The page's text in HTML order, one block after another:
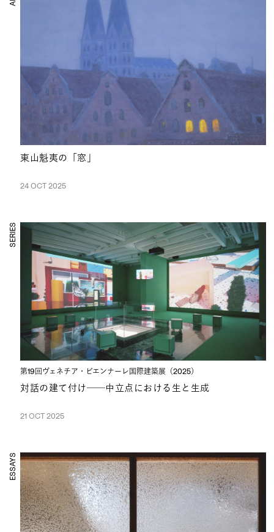
東山魁夷の「窓」
24 OCT 2025
SERIES
第19回ヴェネチア・ビエンナーレ国際建築展（2025）
対話の建て付け──中立点における生と生成
21 OCT 2025
ESSAYS